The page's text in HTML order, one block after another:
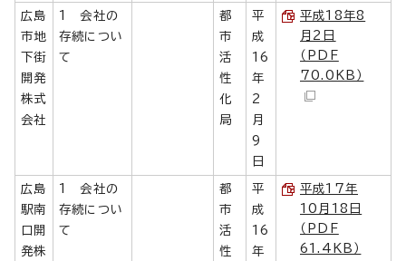
広島
市地
下街
開発
株式
会社
1 会社の
存続につい
て
都
市
活
性
化
局
平
成
16
年
2
月
9
日
平成18年8
月2日
（PDF
70.0KB）
広島
駅南
口開
発株
1 会社の
存続につい
て
都
市
活
性
平
成
16
年
平成17年
10月18日
（PDF
61.4KB）